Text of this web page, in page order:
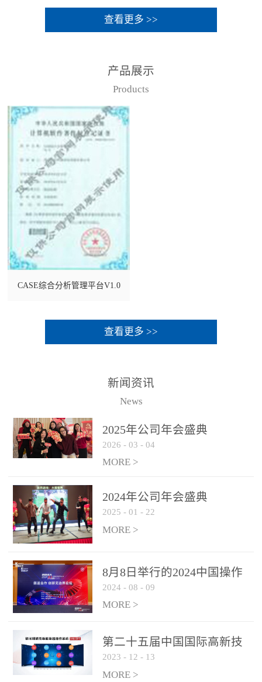
查看更多 >>
产品展示
Products
CASE综合分析管理平台V1.0
查看更多 >>
新闻资讯
News
2025年公司年会盛典
2026 - 03 - 04
MORE >
2024年公司年会盛典
2025 - 01 - 22
MORE >
8月8日举行的2024中国操作
系统产业大会渠道论坛，科
网通荣获区域营销优质伙伴
2024 - 08 - 09
MORE >
第二十五届中国国际高新技
术成果交易会 银河麒麟高级
服务器操作系统荣获 “优秀
2023 - 12 - 13
MORE >